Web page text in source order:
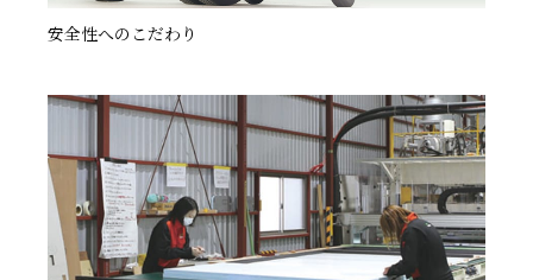
安全性へのこだわり